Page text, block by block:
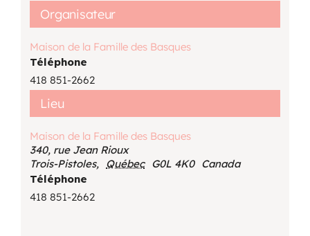
Lieu
Maison de la Famille des Basques
340, rue Jean Rioux
Trois-Pistoles, Québec G0L 4K0 Canada
Téléphone
418 851-2662
Organisateur
Maison de la Famille des Basques
Téléphone
418 851-2662